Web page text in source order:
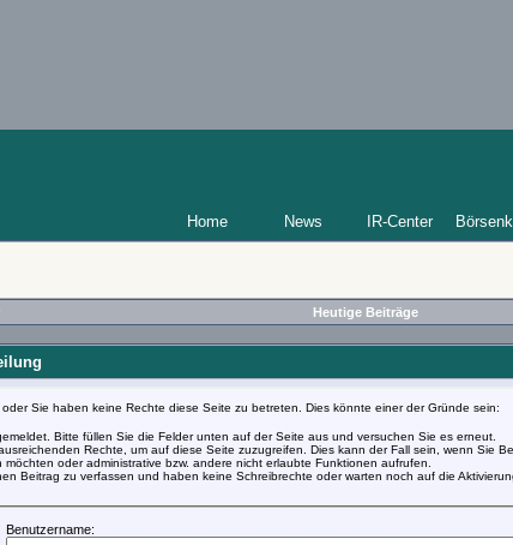
Home News IR-Center
Heutige Beiträge
Sie haben keine Rechte diese Seite zu betreten. Dies könnte einer der Gründe sein:
Bitte füllen Sie die Felder unten auf der Seite aus und versuchen Sie es erneut.
Rechte, um auf diese Seite zuzugreifen. Dies kann der Fall sein, wenn Sie
möchten oder administrative bzw. andere nicht erlaubte Funktionen aufrufen.
Beitrag zu verfassen und haben keine Schreibrechte oder warten noch auf die
Benutzername: